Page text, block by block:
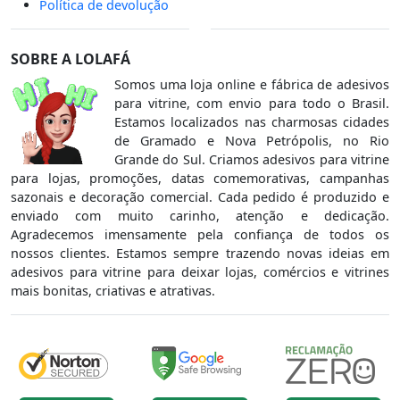
Política de devolução
SOBRE A LOLAFÁ
Somos uma loja online e fábrica de adesivos
para vitrine, com envio para todo o Brasil.
Estamos localizados nas charmosas cidades
de Gramado e Nova Petrópolis, no Rio
Grande do Sul. Criamos adesivos para vitrine
para lojas, promoções, datas comemorativas, campanhas
sazonais e decoração comercial. Cada pedido é produzido e
enviado com muito carinho, atenção e dedicação.
Agradecemos imensamente pela confiança de todos os
nossos clientes. Estamos sempre trazendo novas ideias em
adesivos para vitrine para deixar lojas, comércios e vitrines
mais bonitas, criativas e atrativas.